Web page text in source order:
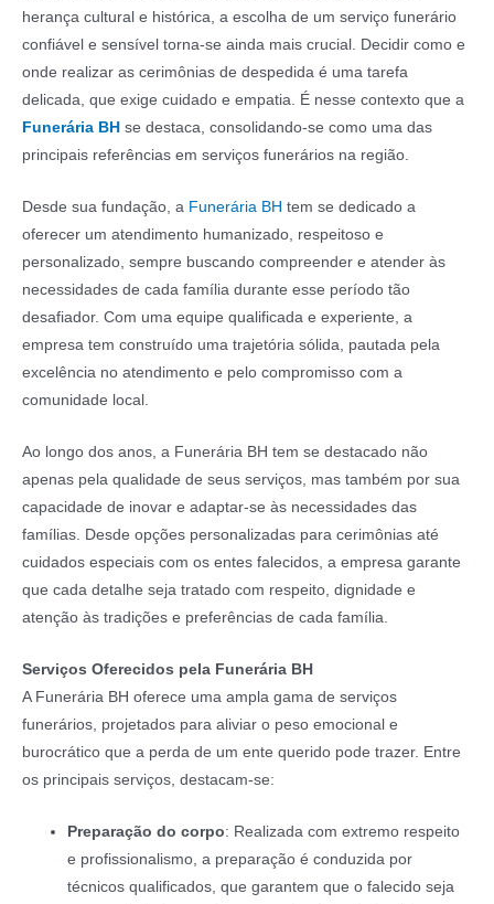
herança cultural e histórica, a escolha de um serviço funerário
confiável e sensível torna-se ainda mais crucial. Decidir como e
onde realizar as cerimônias de despedida é uma tarefa
delicada, que exige cuidado e empatia. É nesse contexto que a
Funerária BH se destaca, consolidando-se como uma das
principais referências em serviços funerários na região.
Desde sua fundação, a Funerária BH tem se dedicado a
oferecer um atendimento humanizado, respeitoso e
personalizado, sempre buscando compreender e atender às
necessidades de cada família durante esse período tão
desafiador. Com uma equipe qualificada e experiente, a
empresa tem construído uma trajetória sólida, pautada pela
excelência no atendimento e pelo compromisso com a
comunidade local.
Ao longo dos anos, a Funerária BH tem se destacado não
apenas pela qualidade de seus serviços, mas também por sua
capacidade de inovar e adaptar-se às necessidades das
famílias. Desde opções personalizadas para cerimônias até
cuidados especiais com os entes falecidos, a empresa garante
que cada detalhe seja tratado com respeito, dignidade e
atenção às tradições e preferências de cada família.
Serviços Oferecidos pela Funerária BH
A Funerária BH oferece uma ampla gama de serviços
funerários, projetados para aliviar o peso emocional e
burocrático que a perda de um ente querido pode trazer. Entre
os principais serviços, destacam-se:
Preparação do corpo: Realizada com extremo respeito
e profissionalismo, a preparação é conduzida por
técnicos qualificados, que garantem que o falecido seja